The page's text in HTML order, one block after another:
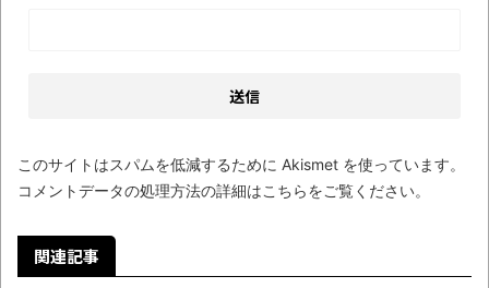
このサイトはスパムを低減するために Akismet を使っています。
コメントデータの処理方法の詳細はこちらをご覧ください。
関連記事